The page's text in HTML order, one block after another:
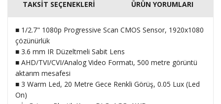
TAKSİT SEÇENEKLERİ ÜRÜN YORUMLARI
■ 1/2.7" 1080p Progressive Scan CMOS Sensor, 1920x1080
çözünürlük
■ 3.6 mm IR Düzeltmeli Sabit Lens
■ AHD/TVI/CVI/Analog Video Formatı, 500 metre görüntü
aktarım mesafesi
■ 3 Warm Led, 20 Metre Gece Renkli Görüş, 0.05 Lux (Led
On)